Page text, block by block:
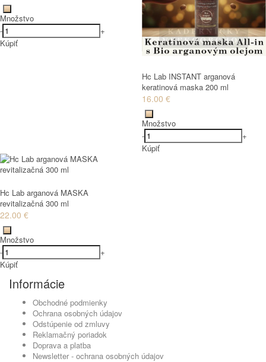
Množstvo
-
+
Kúpiť
Hc Lab INSTANT arganová
keratinová maska 200 ml
16.00 €
Množstvo
-
+
Kúpiť
Hc Lab arganová MASKA
revitalizačná 300 ml
22.00 €
Množstvo
-
+
Kúpiť
Informácie
Obchodné podmienky
Ochrana osobných údajov
Odstúpenie od zmluvy
Reklamačný poriadok
Doprava a platba
Newsletter - ochrana osobných údajov